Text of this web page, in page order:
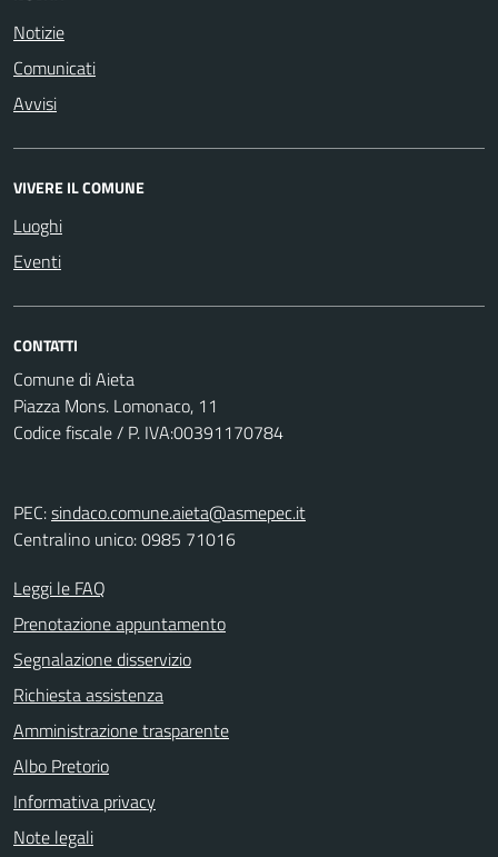
Notizie
Comunicati
Avvisi
VIVERE IL COMUNE
Luoghi
Eventi
CONTATTI
Comune di Aieta
Piazza Mons. Lomonaco, 11
Codice fiscale / P. IVA:00391170784
PEC:sindaco.comune.aieta@asmepec.it
Centralino unico: 0985 71016
Leggi le FAQ
Prenotazione appuntamento
Segnalazione disservizio
Richiesta assistenza
Amministrazione trasparente
Albo Pretorio
Informativa privacy
Note legali